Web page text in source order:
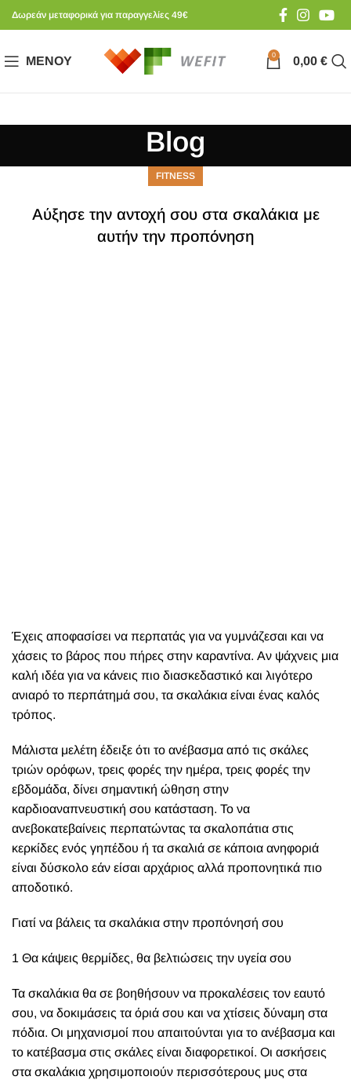
Δωρεάν μεταφορικά για παραγγελίες 49€
ΜΕΝΟΎ 0 0,00 €
Blog
FITNESS
Αύξησε την αντοχή σου στα σκαλάκια με
αυτήν την προπόνηση
Έχεις αποφασίσει να περπατάς για να γυμνάζεσαι και να
χάσεις το βάρος που πήρες στην καραντίνα. Αν ψάχνεις μια
καλή ιδέα για να κάνεις πιο διασκεδαστικό και λιγότερο
ανιαρό το περπάτημά σου, τα σκαλάκια είναι ένας καλός
τρόπος.
Μάλιστα μελέτη έδειξε ότι το ανέβασμα από τις σκάλες
τριών ορόφων, τρεις φορές την ημέρα, τρεις φορές την
εβδομάδα, δίνει σημαντική ώθηση στην
καρδιοαναπνευστική σου κατάσταση. Το να
ανεβοκατεβαίνεις περπατώντας τα σκαλοπάτια στις
κερκίδες ενός γηπέδου ή τα σκαλιά σε κάποια ανηφοριά
είναι δύσκολο εάν είσαι αρχάριος αλλά προπονητικά πιο
αποδοτικό.
Γιατί να βάλεις τα σκαλάκια στην προπόνησή σου
1 Θα κάψεις θερμίδες, θα βελτιώσεις την υγεία σου
Τα σκαλάκια θα σε βοηθήσουν να προκαλέσεις τον εαυτό
σου, να δοκιμάσεις τα όριά σου και να χτίσεις δύναμη στα
πόδια. Οι μηχανισμοί που απαιτούνται για το ανέβασμα και
το κατέβασμα στις σκάλες είναι διαφορετικοί. Οι ασκήσεις
στα σκαλάκια χρησιμοποιούν περισσότερους μυς στα